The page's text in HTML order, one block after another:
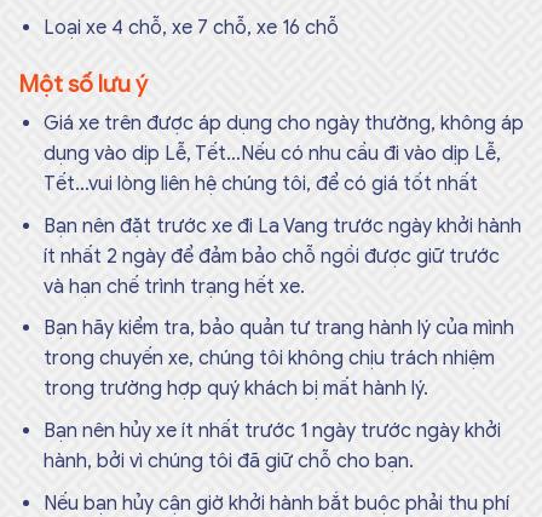
Loại xe 4 chỗ, xe 7 chỗ, xe 16 chỗ
Một số lưu ý
Giá xe trên được áp dụng cho ngày thường, không áp
dụng vào dịp Lễ, Tết…Nếu có nhu cầu đi vào dịp Lễ,
Tết…vui lòng liên hệ chúng tôi, để có giá tốt nhất
Bạn nên đặt trước xe đi La Vang trước ngày khởi hành
ít nhất 2 ngày để đảm bảo chỗ ngồi được giữ trước
và hạn chế trình trạng hết xe.
Bạn hãy kiểm tra, bảo quản tư trang hành lý của mình
trong chuyến xe, chúng tôi không chịu trách nhiệm
trong trường hợp quý khách bị mất hành lý.
Bạn nên hủy xe ít nhất trước 1 ngày trước ngày khởi
hành, bởi vì chúng tôi đã giữ chỗ cho bạn.
Nếu bạn hủy cận giờ khởi hành bắt buộc phải thu phí